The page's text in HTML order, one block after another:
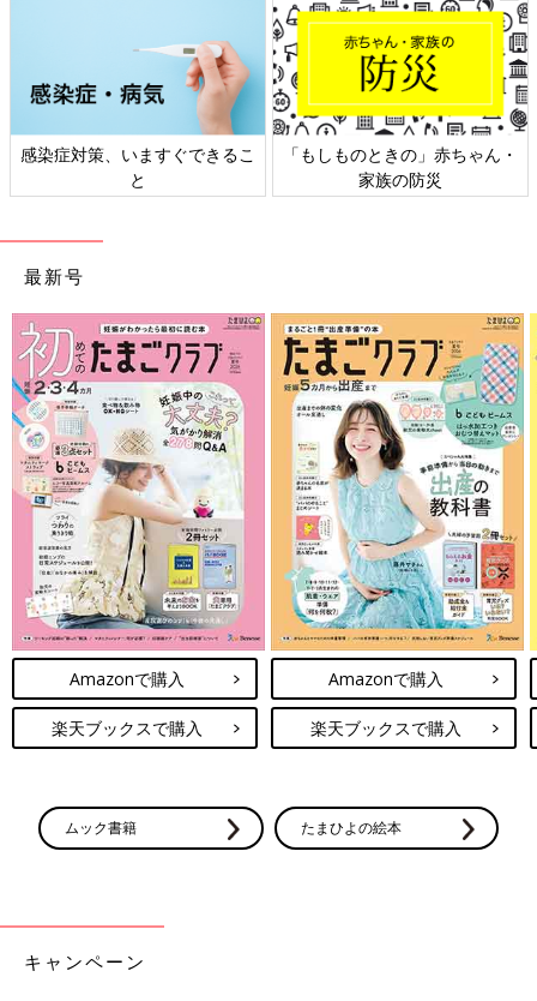
感染症対策、いますぐできるこ
と
「もしものときの」赤ちゃん・
家族の防災
最新号
Amazonで購入
楽天ブックスで購入
Amazonで購入
楽天ブックスで購入
ムック書籍 たまひよの絵本
キャンペーン